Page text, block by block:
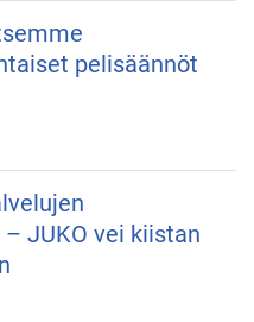
pelisäännöt
JUKO vei kiistan